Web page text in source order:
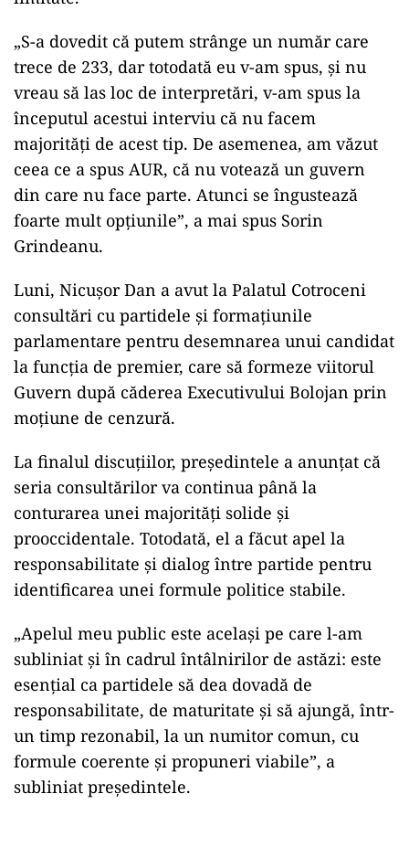
„S-a dovedit că putem strânge un număr care
trece de 233, dar totodată eu v-am spus, şi nu
vreau să las loc de interpretări, v-am spus la
începutul acestui interviu că nu facem
majorităţi de acest tip. De asemenea, am văzut
ceea ce a spus AUR, că nu votează un guvern
din care nu face parte. Atunci se îngustează
foarte mult opţiunile”, a mai spus Sorin
Grindeanu.
Luni, Nicușor Dan a avut la Palatul Cotroceni
consultări cu partidele și formațiunile
parlamentare pentru desemnarea unui candidat
la funcția de premier, care să formeze viitorul
Guvern după căderea Executivului Bolojan prin
moțiune de cenzură.
La finalul discuțiilor, președintele a anunțat că
seria consultărilor va continua până la
conturarea unei majorități solide și
prooccidentale. Totodată, el a făcut apel la
responsabilitate și dialog între partide pentru
identificarea unei formule politice stabile.
„Apelul meu public este acelaşi pe care l-am
subliniat şi în cadrul întâlnirilor de astăzi: este
esenţial ca partidele să dea dovadă de
responsabilitate, de maturitate şi să ajungă, într-
un timp rezonabil, la un numitor comun, cu
formule coerente şi propuneri viabile”, a
subliniat preşedintele.